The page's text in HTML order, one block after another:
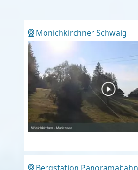
Mönichkirchner Schwaig
Bergstation Panoramabahn